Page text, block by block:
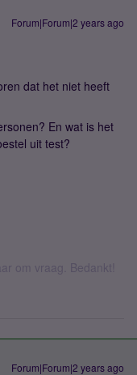
Forum|Forum|2 years ago
dat het niet heeft
En wat is het
uit test?
om vraag. Bedankt!
Forum|Forum|2 years ago